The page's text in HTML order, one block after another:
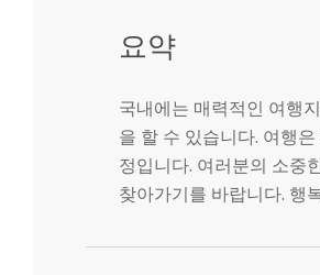
요약
국내에는 매력적인 여행
을 할 수 있습니다. 여행
정입니다. 여러분의 소중
찾아가기를 바랍니다. 행